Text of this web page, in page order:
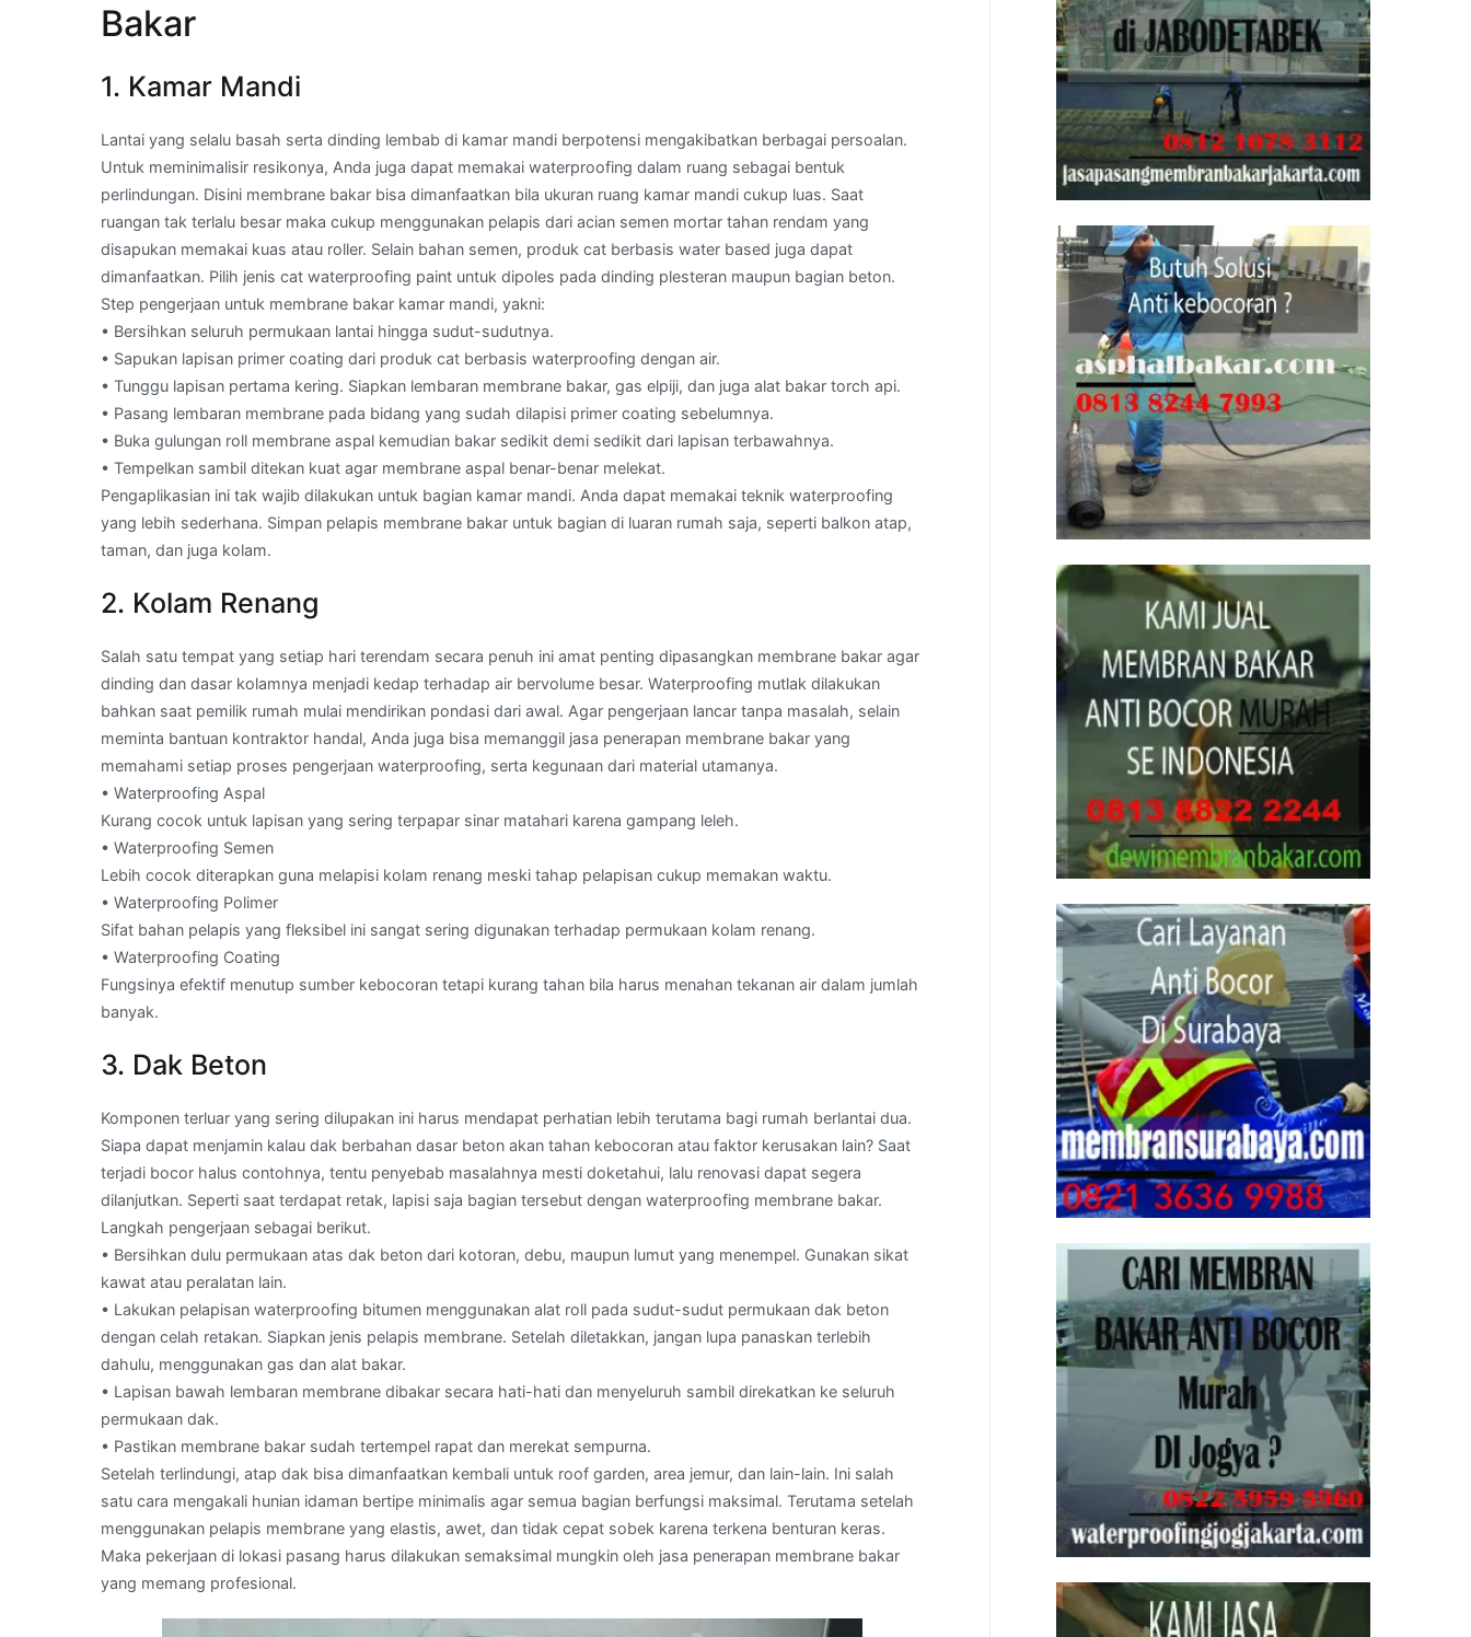
Bakar
1. Kamar Mandi
Lantai yang selalu basah serta dinding lembab di kamar mandi berpotensi mengakibatkan berbagai persoalan.
Untuk meminimalisir resikonya, Anda juga dapat memakai waterproofing dalam ruang sebagai bentuk
perlindungan. Disini membrane bakar bisa dimanfaatkan bila ukuran ruang kamar mandi cukup luas. Saat
ruangan tak terlalu besar maka cukup menggunakan pelapis dari acian semen mortar tahan rendam yang
disapukan memakai kuas atau roller. Selain bahan semen, produk cat berbasis water based juga dapat
dimanfaatkan. Pilih jenis cat waterproofing paint untuk dipoles pada dinding plesteran maupun bagian beton.
Step pengerjaan untuk membrane bakar kamar mandi, yakni:
• Bersihkan seluruh permukaan lantai hingga sudut-sudutnya.
• Sapukan lapisan primer coating dari produk cat berbasis waterproofing dengan air.
• Tunggu lapisan pertama kering. Siapkan lembaran membrane bakar, gas elpiji, dan juga alat bakar torch api.
• Pasang lembaran membrane pada bidang yang sudah dilapisi primer coating sebelumnya.
• Buka gulungan roll membrane aspal kemudian bakar sedikit demi sedikit dari lapisan terbawahnya.
• Tempelkan sambil ditekan kuat agar membrane aspal benar-benar melekat.
Pengaplikasian ini tak wajib dilakukan untuk bagian kamar mandi. Anda dapat memakai teknik waterproofing
yang lebih sederhana. Simpan pelapis membrane bakar untuk bagian di luaran rumah saja, seperti balkon atap,
taman, dan juga kolam.
2. Kolam Renang
Salah satu tempat yang setiap hari terendam secara penuh ini amat penting dipasangkan membrane bakar agar
dinding dan dasar kolamnya menjadi kedap terhadap air bervolume besar. Waterproofing mutlak dilakukan
bahkan saat pemilik rumah mulai mendirikan pondasi dari awal. Agar pengerjaan lancar tanpa masalah, selain
meminta bantuan kontraktor handal, Anda juga bisa memanggil jasa penerapan membrane bakar yang
memahami setiap proses pengerjaan waterproofing, serta kegunaan dari material utamanya.
• Waterproofing Aspal
Kurang cocok untuk lapisan yang sering terpapar sinar matahari karena gampang leleh.
• Waterproofing Semen
Lebih cocok diterapkan guna melapisi kolam renang meski tahap pelapisan cukup memakan waktu.
• Waterproofing Polimer
Sifat bahan pelapis yang fleksibel ini sangat sering digunakan terhadap permukaan kolam renang.
• Waterproofing Coating
Fungsinya efektif menutup sumber kebocoran tetapi kurang tahan bila harus menahan tekanan air dalam jumlah
banyak.
3. Dak Beton
Komponen terluar yang sering dilupakan ini harus mendapat perhatian lebih terutama bagi rumah berlantai dua.
Siapa dapat menjamin kalau dak berbahan dasar beton akan tahan kebocoran atau faktor kerusakan lain? Saat
terjadi bocor halus contohnya, tentu penyebab masalahnya mesti doketahui, lalu renovasi dapat segera
dilanjutkan. Seperti saat terdapat retak, lapisi saja bagian tersebut dengan waterproofing membrane bakar.
Langkah pengerjaan sebagai berikut.
• Bersihkan dulu permukaan atas dak beton dari kotoran, debu, maupun lumut yang menempel. Gunakan sikat
kawat atau peralatan lain.
• Lakukan pelapisan waterproofing bitumen menggunakan alat roll pada sudut-sudut permukaan dak beton
dengan celah retakan. Siapkan jenis pelapis membrane. Setelah diletakkan, jangan lupa panaskan terlebih
dahulu, menggunakan gas dan alat bakar.
• Lapisan bawah lembaran membrane dibakar secara hati-hati dan menyeluruh sambil direkatkan ke seluruh
permukaan dak.
• Pastikan membrane bakar sudah tertempel rapat dan merekat sempurna.
Setelah terlindungi, atap dak bisa dimanfaatkan kembali untuk roof garden, area jemur, dan lain-lain. Ini salah
satu cara mengakali hunian idaman bertipe minimalis agar semua bagian berfungsi maksimal. Terutama setelah
menggunakan pelapis membrane yang elastis, awet, dan tidak cepat sobek karena terkena benturan keras.
Maka pekerjaan di lokasi pasang harus dilakukan semaksimal mungkin oleh jasa penerapan membrane bakar
yang memang profesional.